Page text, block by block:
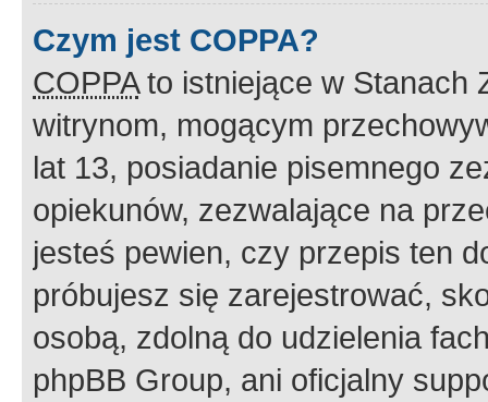
Czym jest COPPA?
COPPAto istniejące w Stanach
witrynom, mogącym
lat 13, posiadanie pisemnego
opiekunów, zezwalające na
jesteś pewien, czy przepis ten
próbujesz się zarejestrować,
osobą, zdolną do udzielenia
phpBB Group, ani oficjalny